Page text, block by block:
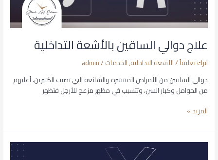
علاج دوالي الساقين بالأشعة التداخلية
اترك تعليقاً/الأشعة التداخلية,الخدمات/
admin
دوالي الساقين من الأمراض المنتشرة والشائعة التي تصيب الكثيرين، أغلبهم
من الحوامل وكبار السن، وتتسبب في مظهر مزعج للأرجل فتظهر
المزيد »